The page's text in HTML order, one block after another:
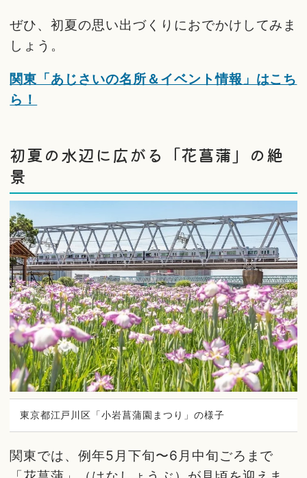
ぜひ、初夏の思い出づくりにおでかけしてみま
しょう。
関東「あじさいの名所＆イベント情報」はこち
ら！
初夏の水辺に広がる「花菖蒲」の絶
景
東京都江戸川区「小岩菖蒲園まつり」の様子
関東では、例年5月下旬〜6月中旬ごろまで